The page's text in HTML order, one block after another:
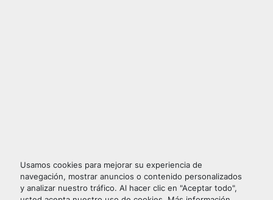
Usamos cookies para mejorar su experiencia de
navegación, mostrar anuncios o contenido personalizados
y analizar nuestro tráfico. Al hacer clic en "Aceptar todo",